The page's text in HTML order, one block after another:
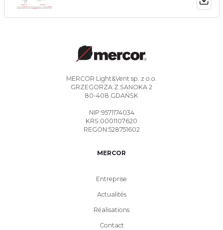
MERCOR Light&Vent sp. z o.o.
GRZEGORZA Z SANOKA 2
80-408 GDAŃSK
NIP:9571174034
KRS:0001107620
REGON:528751602
MERCOR
Entreprise
Actualités
Réalisations
Contact